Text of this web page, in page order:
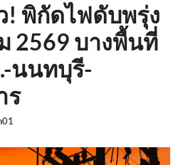
! พิกัดไฟดับพรุ่ง
2569 บางพื้นที่
นนทบุรี-
ร